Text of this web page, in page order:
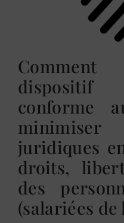
dispositif
conforme
juridiques
droits,
des
(salariées de